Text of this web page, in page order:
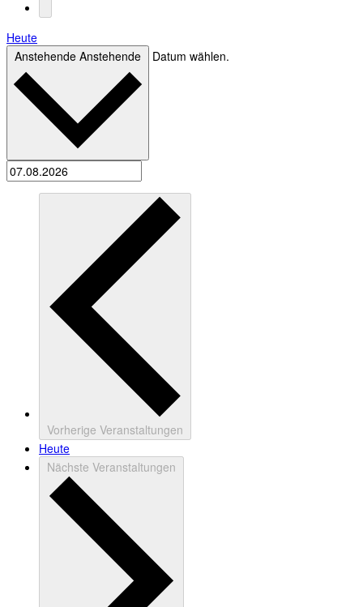
Heute
Anstehende Anstehende Datum wählen.
Vorherige Veranstaltungen
Heute
Nächste Veranstaltungen